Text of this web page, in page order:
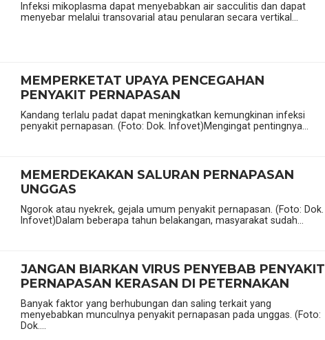
Infeksi mikoplasma dapat menyebabkan air sacculitis dan dapat
menyebar melalui transovarial atau penularan secara vertikal...
MEMPERKETAT UPAYA PENCEGAHAN
PENYAKIT PERNAPASAN
Kandang terlalu padat dapat meningkatkan kemungkinan infeksi
penyakit pernapasan. (Foto: Dok. Infovet)Mengingat pentingnya...
MEMERDEKAKAN SALURAN PERNAPASAN
UNGGAS
Ngorok atau nyekrek, gejala umum penyakit pernapasan. (Foto: Dok.
Infovet)Dalam beberapa tahun belakangan, masyarakat sudah...
JANGAN BIARKAN VIRUS PENYEBAB PENYAKIT
PERNAPASAN KERASAN DI PETERNAKAN
Banyak faktor yang berhubungan dan saling terkait yang
menyebabkan munculnya penyakit pernapasan pada unggas. (Foto:
Dok....